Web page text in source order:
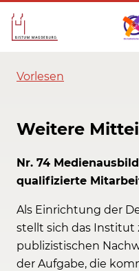
Vorlesen
Weitere
Nr. 74
qualifizierte
Als Einrichtung der
stellt sich das Institut
publizistischen
der Aufgabe, die